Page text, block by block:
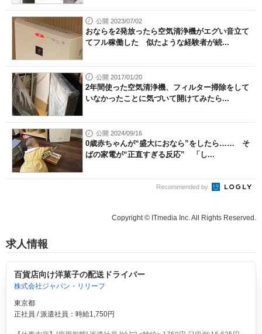
公開 2023/07/02
おならを2発放ったら空気清浄機がエグい音立て
てフル稼働した 似たような経験者が続...
公開 2017/01/20
2年間使った空気清浄機、フィルター掃除をして
いなかったことに気づいて開けてみたら...
公開 2024/09/16
0歳赤ちゃんが“盛大におなら”をしたら…… そ
ばの家電が“正直すぎる反応” 「し...
Recommended by
Copyright © ITmedia Inc. All Rights Reserved.
求人情報
百貨店向け洋菓子の配送ドライバー
株式会社ジャパン・リリーフ
東京都
正社員 / 派遣社員：時給1,750円